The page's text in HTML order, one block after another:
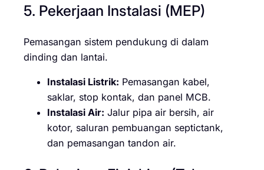
5. Pekerjaan Instalasi (MEP)
Pemasangan sistem pendukung di dalam
dinding dan lantai.
Instalasi Listrik: Pemasangan kabel,
saklar, stop kontak, dan panel MCB.
Instalasi Air: Jalur pipa air bersih, air
kotor, saluran pembuangan septictank,
dan pemasangan tandon air.